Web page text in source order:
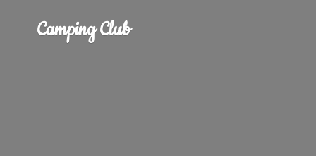
Camping Club